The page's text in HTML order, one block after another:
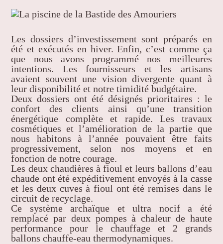
Les dossiers d’investissement sont préparés en
été et exécutés en hiver. Enfin, c’est comme ça
que nous avons programmé nos meilleures
intentions. Les fournisseurs et les artisans
avaient souvent une vision divergente quant à
leur disponibilité et notre timidité budgétaire.
Deux dossiers ont été désignés prioritaires : le
confort des clients ainsi qu’une transition
énergétique complète et rapide. Les travaux
cosmétiques et l’amélioration de la partie que
nous habitons à l’année pouvaient être faits
progressivement, selon nos moyens et en
fonction de notre courage.
Les deux chaudières à fioul et leurs ballons d’eau
chaude ont été expéditivement envoyés à la casse
et les deux cuves à fioul ont été remises dans le
circuit de recyclage.
Ce système archaïque et ultra nocif a été
remplacé par deux pompes à chaleur de haute
performance pour le chauffage et 2 grands
ballons chauffe-eau thermodynamiques.